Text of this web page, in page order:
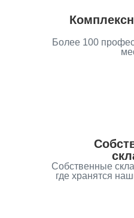
Более 100
Собственные
где хранятся